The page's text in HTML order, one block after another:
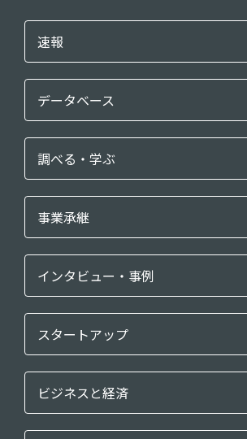
速報
データベース
調べる・学ぶ
事業承継
インタビュー・事例
スタートアップ
ビジネスと経済